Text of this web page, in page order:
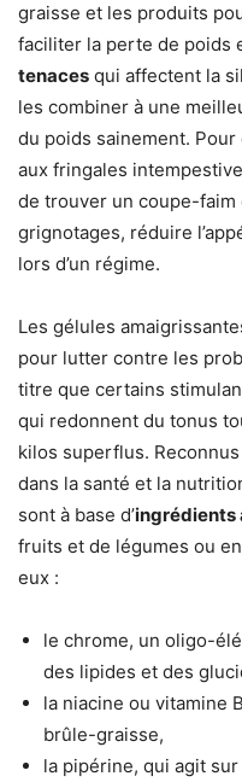
graisse et les produits
faciliter la perte de poids
tenaces qui affectent la
les combiner à une
du poids sainement.
aux fringales
de trouver un coupe-
grignotages, réduire
lors d’un régime.
Les gélules
pour lutter contre les
titre que certains
qui redonnent du tonus
kilos superflus.
dans la santé et la
sont à base d’ingrédients
fruits et de légumes ou
eux :
le chrome, un oligo-
des lipides et des
la niacine ou vitamine
brûle-graisse,
la pipérine, qui agit